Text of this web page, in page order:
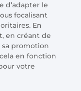
d’adapter le
focalisant
En
en créant de
sa promotion
en fonction
votre